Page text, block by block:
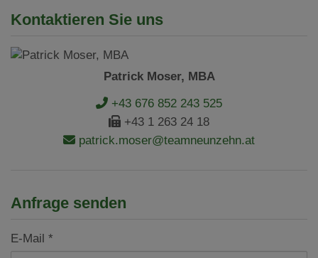
Kontaktieren Sie uns
Patrick Moser, MBA
+43 676 852 243 525
+43 1 263 24 18
patrick.moser@teamneunzehn.at
Anfrage senden
E-Mail